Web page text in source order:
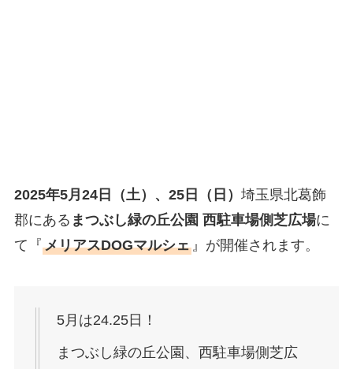
2025年5月24日（土）、25日（日） 埼玉県北葛飾
郡にある まつぶし緑の丘公園 西駐車場側芝広場に
て『メリアスDOGマルシェ』が開催されます。
5月は24.25日！
まつぶし緑の丘公園、西駐車場側芝広